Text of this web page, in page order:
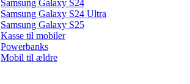
Samsung Galaxy S24
Samsung Galaxy S24 Ultra
Samsung Galaxy S25
Kasse til mobiler
Powerbanks
Mobil til ældre